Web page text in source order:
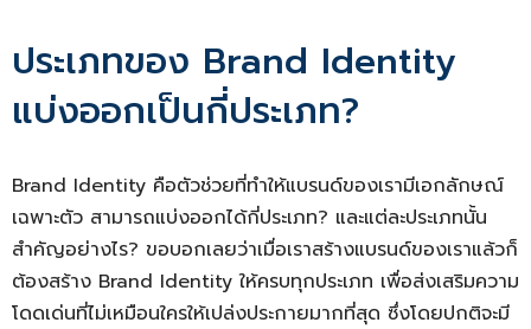
ประเภทของ Brand Identity
แบ่งออกเป็นกี่ประเภท?
Brand Identity คือตัวช่วยที่ทำให้แบรนด์ของเรามีเอกลักษณ์
เฉพาะตัว สามารถแบ่งออกได้กี่ประเภท? และแต่ละประเภทนั้น
สำคัญอย่างไร? ขอบอกเลยว่าเมื่อเราสร้างแบรนด์ของเราแล้วก็
ต้องสร้าง Brand Identity ให้ครบทุกประเภท เพื่อส่งเสริมความ
โดดเด่นที่ไม่เหมือนใครให้เปล่งประกายมากที่สุด ซึ่งโดยปกติจะมี